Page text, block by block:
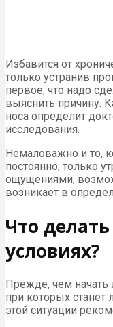
Избавится от
только устранив
первое, что надо
выяснить причину.
носа определит
исследования.
Немаловажно и то,
постоянно, только
ощущениями,
возникает в
Что
условиях?
Прежде, чем начать
при которых станет
этой ситуации